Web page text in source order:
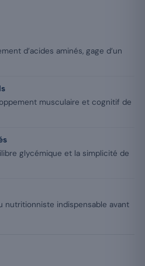
d’acides aminés, gage d’un
musculaire et cognitif de
glycémique et la simplicité de
nutritionniste indispensable avant